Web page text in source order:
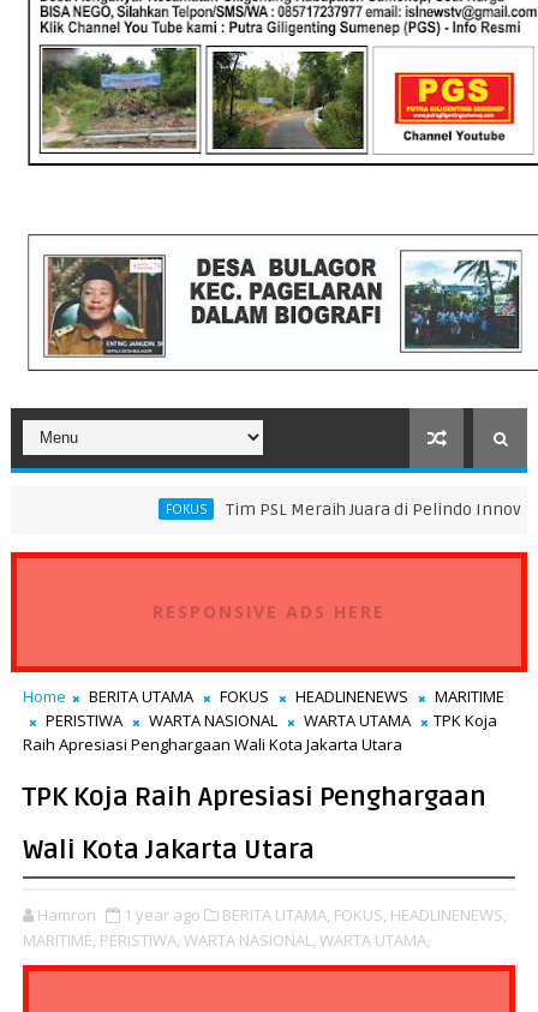
Tim PSL Meraih Juara di Pelindo Innovation Award
RESPONSIVE ADS HERE
Home BERITA UTAMA FOKUS HEADLINENEWS
MARITIME
PERISTIWA
WARTA NASIONAL WARTA UTAMA
TPK Koja
Raih Apresiasi Penghargaan Wali Kota Jakarta Utara
TPK Koja Raih Apresiasi Penghargaan
Wali Kota Jakarta Utara
Hamron 1 year ago BERITA UTAMA, FOKUS, HEADLINENEWS,
MARITIME, PERISTIWA, WARTA NASIONAL, WARTA UTAMA,